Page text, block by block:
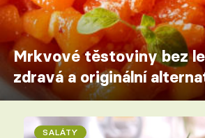
Mrkvové těstoviny bez
zdravá a originální
SALÁTY